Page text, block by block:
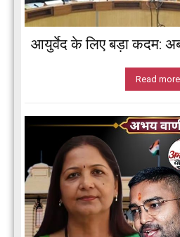
आयुर्वेद के लिए बड़ा कदम: अब
Read more